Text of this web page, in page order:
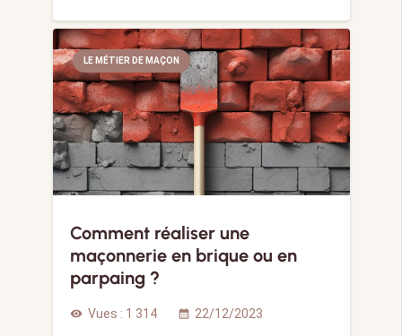
LE MÉTIER DE MAÇON
Comment réaliser une
maçonnerie en brique ou en
parpaing ?
visibility Vues : 1 314 calendar_month 22/12/2023